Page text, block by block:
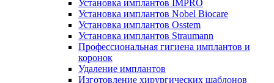
Установка имплантов IMPRO
Установка имплантов Nobel Biocare
Установка имплантов Osstem
Установка имплантов Straumann
Профессиональная гигиена имплантов и
коронок
Удаление имплантов
Изготовление хирургических шаблонов